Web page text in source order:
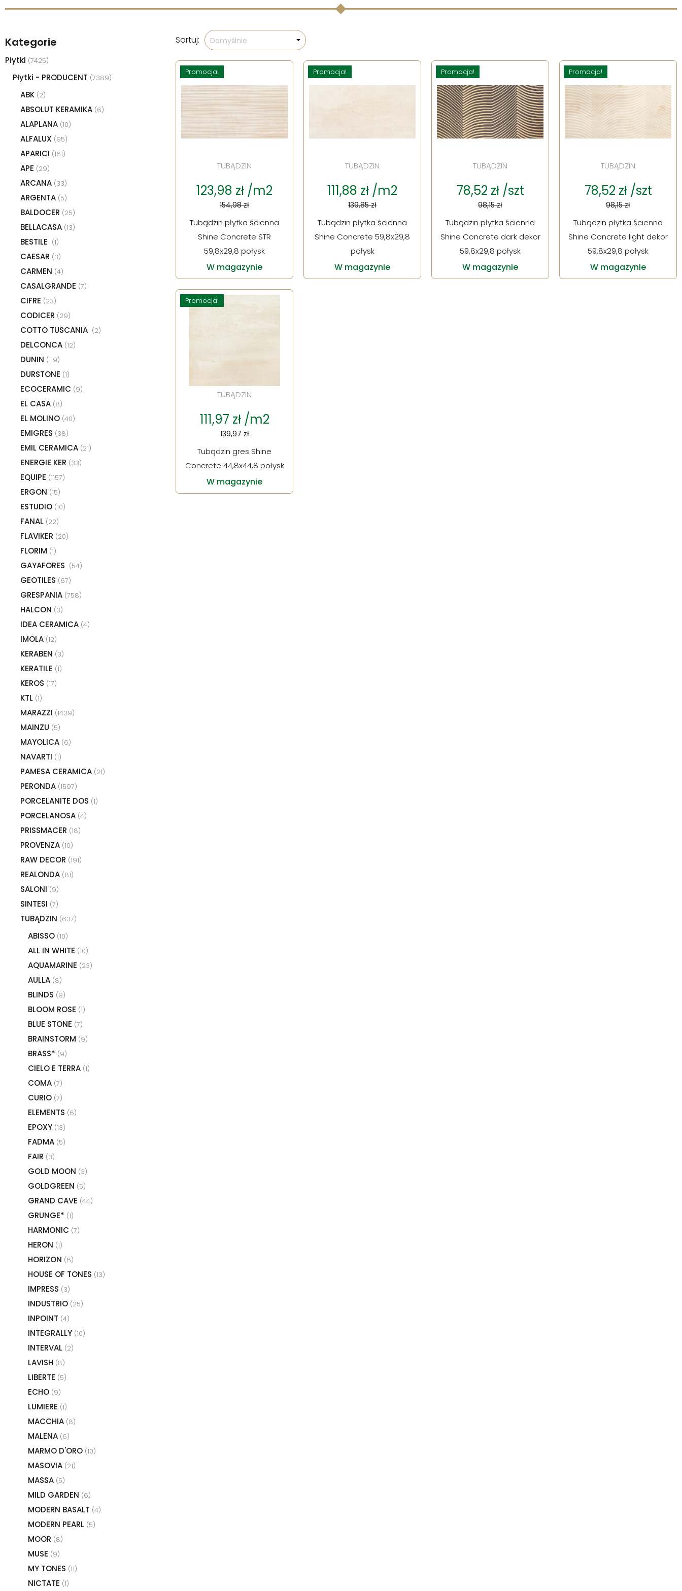
Kategorie
Płytki (7425)
Płytki - PRODUCENT (7389)
ABK (2)
ABSOLUT KERAMIKA (6)
ALAPLANA (10)
ALFALUX (95)
APARICI (161)
APE (29)
ARCANA (33)
ARGENTA (5)
BALDOCER (25)
BELLACASA (13)
BESTILE (1)
CAESAR (3)
CARMEN (4)
CASALGRANDE (7)
CIFRE (23)
CODICER (29)
COTTO TUSCANIA (2)
DELCONCA (12)
DUNIN (119)
DURSTONE (1)
ECOCERAMIC (9)
EL CASA (8)
EL MOLINO (40)
EMIGRES (38)
EMIL CERAMICA (21)
ENERGIE KER (33)
EQUIPE (1157)
ERGON (15)
ESTUDIO (10)
FANAL (22)
FLAVIKER (20)
FLORIM (1)
GAYAFORES (54)
GEOTILES (67)
GRESPANIA (758)
HALCON (3)
IDEA CERAMICA (4)
IMOLA (12)
KERABEN (3)
KERATILE (1)
KEROS (17)
KTL (1)
MARAZZI (1439)
MAINZU (5)
MAYOLICA (6)
NAVARTI (1)
PAMESA CERAMICA (21)
PERONDA (1597)
PORCELANITE DOS (1)
PORCELANOSA (4)
PRISSMACER (18)
PROVENZA (10)
RAW DECOR (191)
REALONDA (81)
SALONI (9)
SINTESI (7)
TUBĄDZIN (637)
ABISSO (10)
ALL IN WHITE (10)
AQUAMARINE (23)
AULLA (8)
BLINDS (9)
BLOOM ROSE (1)
BLUE STONE (7)
BRAINSTORM (9)
BRASS* (9)
CIELO E TERRA (1)
COMA (7)
CURIO (7)
ELEMENTS (6)
EPOXY (13)
FADMA (5)
FAIR (3)
GOLD MOON (3)
GOLDGREEN (5)
GRAND CAVE (44)
GRUNGE* (1)
HARMONIC (7)
HERON (1)
HORIZON (6)
HOUSE OF TONES (13)
IMPRESS (3)
INDUSTRIO (25)
INPOINT (4)
INTEGRALLY (10)
INTERVAL (2)
LAVISH (8)
LIBERTE (5)
ECHO (9)
LUMIERE (1)
MACCHIA (8)
MALENA (6)
MARMO D'ORO (10)
MASOVIA (21)
MASSA (5)
MILD GARDEN (6)
MODERN BASALT (4)
MODERN PEARL (5)
MOOR (8)
MUSE (9)
MY TONES (11)
NICTATE (1)
Sortuj: Domyślnie
Promocja!
TUBĄDZIN
123,98 zł /m2
154,98 zł
Tubądzin płytka ścienna
Shine Concrete STR
59,8x29,8 połysk
W magazynie
Promocja!
TUBĄDZIN
111,88 zł /m2
139,85 zł
Tubądzin płytka ścienna
Shine Concrete 59,8x29,8
połysk
W magazynie
Promocja!
TUBĄDZIN
78,52 zł /szt
98,15 zł
Tubądzin płytka ścienna
Shine Concrete dark dekor
59,8x29,8 połysk
W magazynie
Promocja!
TUBĄDZIN
78,52 zł /szt
98,15 zł
Tubądzin płytka ścienna
Shine Concrete light dekor
59,8x29,8 połysk
W magazynie
Promocja!
TUBĄDZIN
111,97 zł /m2
139,97 zł
Tubądzin gres Shine
Concrete 44,8x44,8 połysk
W magazynie